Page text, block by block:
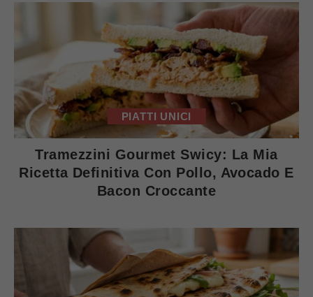
PIATTI UNICI
Tramezzini Gourmet Swicy: La Mia
Ricetta Definitiva Con Pollo, Avocado E
Bacon Croccante